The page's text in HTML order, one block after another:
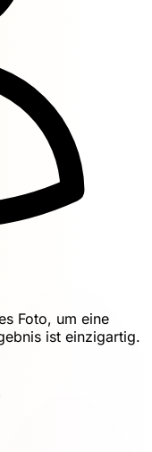
Foto, um eine
ist einzigartig.